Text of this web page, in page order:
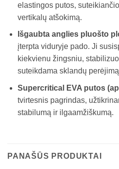
elastingos putos,
vertikalų atšokimą.
Išgaubta anglies pluošto
įterpta viduryje pado. Ji
kiekvienu žingsniu,
suteikdama sklandų
Supercritical EVA putos
tvirtesnis pagrindas,
stabilumą ir ilgaamžiškumą.
PANAŠŪS PRODUKTAI